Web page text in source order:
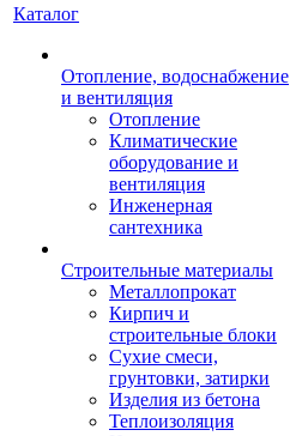
Каталог
Отопление, водоснабжение
и вентиляция
Отопление
Климатические
оборудование и
вентиляция
Инженерная
сантехника
Строительные материалы
Металлопрокат
Кирпич и
строительные блоки
Сухие смеси,
грунтовки, затирки
Изделия из бетона
Теплоизоляция